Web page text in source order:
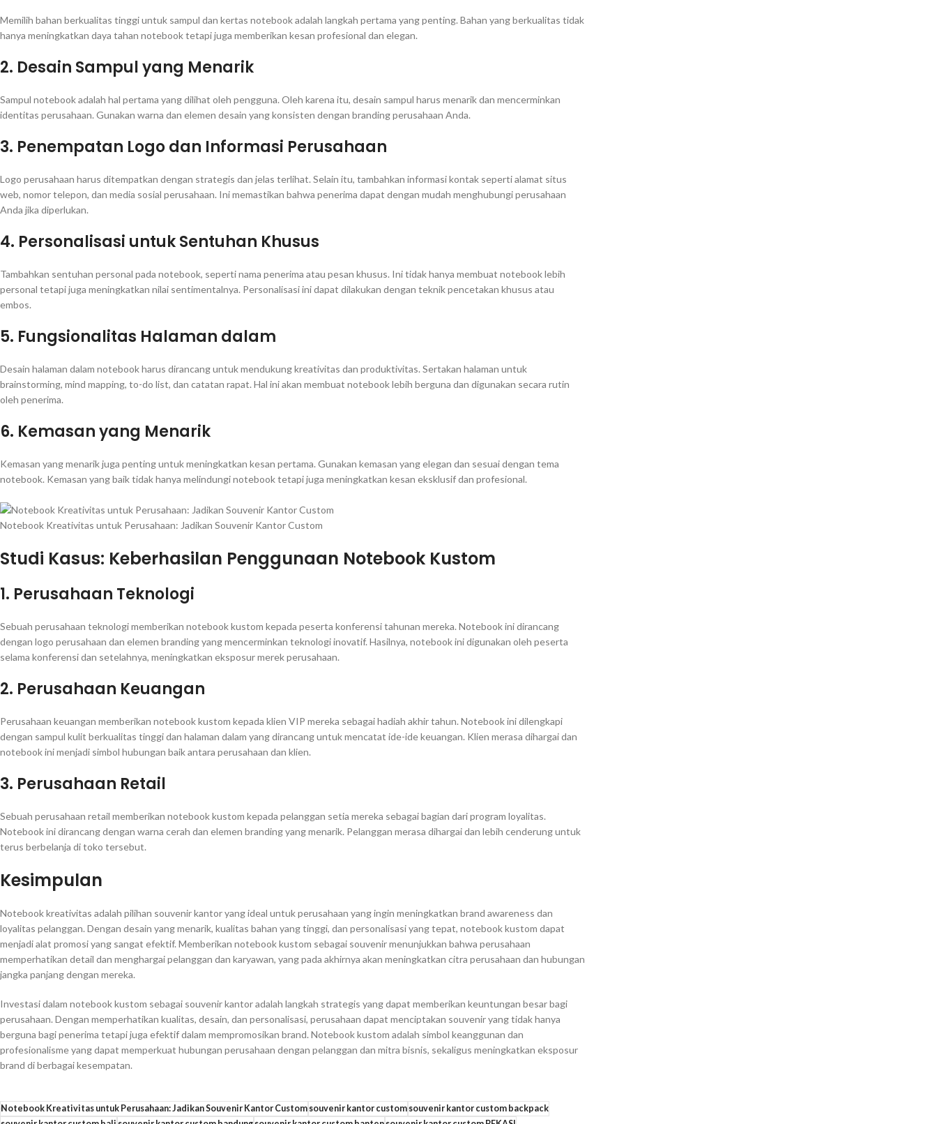
Memilih bahan berkualitas tinggi untuk sampul dan kertas notebook adalah langkah pertama yang penting. Bahan yang berkualitas tidak
hanya meningkatkan daya tahan notebook tetapi juga memberikan kesan profesional dan elegan.
2. Desain Sampul yang Menarik
Sampul notebook adalah hal pertama yang dilihat oleh pengguna. Oleh karena itu, desain sampul harus menarik dan mencerminkan
identitas perusahaan. Gunakan warna dan elemen desain yang konsisten dengan branding perusahaan Anda.
3. Penempatan Logo dan Informasi Perusahaan
Logo perusahaan harus ditempatkan dengan strategis dan jelas terlihat. Selain itu, tambahkan informasi kontak seperti alamat situs
web, nomor telepon, dan media sosial perusahaan. Ini memastikan bahwa penerima dapat dengan mudah menghubungi perusahaan
Anda jika diperlukan.
4. Personalisasi untuk Sentuhan Khusus
Tambahkan sentuhan personal pada notebook, seperti nama penerima atau pesan khusus. Ini tidak hanya membuat notebook lebih
personal tetapi juga meningkatkan nilai sentimentalnya. Personalisasi ini dapat dilakukan dengan teknik pencetakan khusus atau
embos.
5. Fungsionalitas Halaman dalam
Desain halaman dalam notebook harus dirancang untuk mendukung kreativitas dan produktivitas. Sertakan halaman untuk
brainstorming, mind mapping, to-do list, dan catatan rapat. Hal ini akan membuat notebook lebih berguna dan digunakan secara rutin
oleh penerima.
6. Kemasan yang Menarik
Kemasan yang menarik juga penting untuk meningkatkan kesan pertama. Gunakan kemasan yang elegan dan sesuai dengan tema
notebook. Kemasan yang baik tidak hanya melindungi notebook tetapi juga meningkatkan kesan eksklusif dan profesional.
Notebook Kreativitas untuk Perusahaan: Jadikan Souvenir Kantor Custom
Studi Kasus: Keberhasilan Penggunaan Notebook Kustom
1. Perusahaan Teknologi
Sebuah perusahaan teknologi memberikan notebook kustom kepada peserta konferensi tahunan mereka. Notebook ini dirancang
dengan logo perusahaan dan elemen branding yang mencerminkan teknologi inovatif. Hasilnya, notebook ini digunakan oleh peserta
selama konferensi dan setelahnya, meningkatkan eksposur merek perusahaan.
2. Perusahaan Keuangan
Perusahaan keuangan memberikan notebook kustom kepada klien VIP mereka sebagai hadiah akhir tahun. Notebook ini dilengkapi
dengan sampul kulit berkualitas tinggi dan halaman dalam yang dirancang untuk mencatat ide-ide keuangan. Klien merasa dihargai dan
notebook ini menjadi simbol hubungan baik antara perusahaan dan klien.
3. Perusahaan Retail
Sebuah perusahaan retail memberikan notebook kustom kepada pelanggan setia mereka sebagai bagian dari program loyalitas.
Notebook ini dirancang dengan warna cerah dan elemen branding yang menarik. Pelanggan merasa dihargai dan lebih cenderung untuk
terus berbelanja di toko tersebut.
Kesimpulan
Notebook kreativitas adalah pilihan souvenir kantor yang ideal untuk perusahaan yang ingin meningkatkan brand awareness dan
loyalitas pelanggan. Dengan desain yang menarik, kualitas bahan yang tinggi, dan personalisasi yang tepat, notebook kustom dapat
menjadi alat promosi yang sangat efektif. Memberikan notebook kustom sebagai souvenir menunjukkan bahwa perusahaan
memperhatikan detail dan menghargai pelanggan dan karyawan, yang pada akhirnya akan meningkatkan citra perusahaan dan hubungan
jangka panjang dengan mereka.
Investasi dalam notebook kustom sebagai souvenir kantor adalah langkah strategis yang dapat memberikan keuntungan besar bagi
perusahaan. Dengan memperhatikan kualitas, desain, dan personalisasi, perusahaan dapat menciptakan souvenir yang tidak hanya
berguna bagi penerima tetapi juga efektif dalam mempromosikan brand. Notebook kustom adalah simbol keanggunan dan
profesionalisme yang dapat memperkuat hubungan perusahaan dengan pelanggan dan mitra bisnis, sekaligus meningkatkan eksposur
brand di berbagai kesempatan.
Notebook Kreativitas untuk Perusahaan: Jadikan Souvenir Kantor Customsouvenir kantor customsouvenir kantor custom backpack